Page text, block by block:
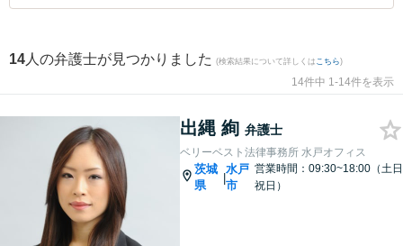
14 人の弁護士が見つかりました (検索結果について詳しくは こちら)
14件中 1-14件を表示
出縄 絢 弁護士
ベリーベスト法律事務所 水戸オフィス
茨城
県
|
水戸
市
営業時間：09:30~18:00（土日
祝日）